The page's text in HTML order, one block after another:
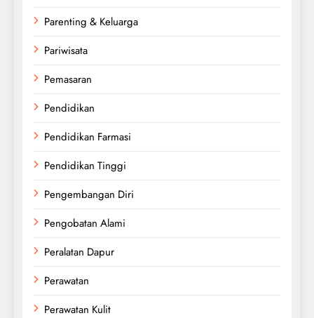
Parenting & Keluarga
Pariwisata
Pemasaran
Pendidikan
Pendidikan Farmasi
Pendidikan Tinggi
Pengembangan Diri
Pengobatan Alami
Peralatan Dapur
Perawatan
Perawatan Kulit